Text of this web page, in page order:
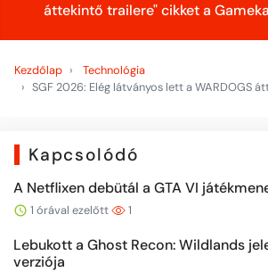
áttekintő trailere" cikket a
Kezdőlap
Technológia
SGF 2026: Elég látványos lett a WARDOGS
Kapcsolódó
A Netflixen debütál a GTA VI
1 órával ezelőtt 1
Lebukott a Ghost Recon: Wildlands
verziója